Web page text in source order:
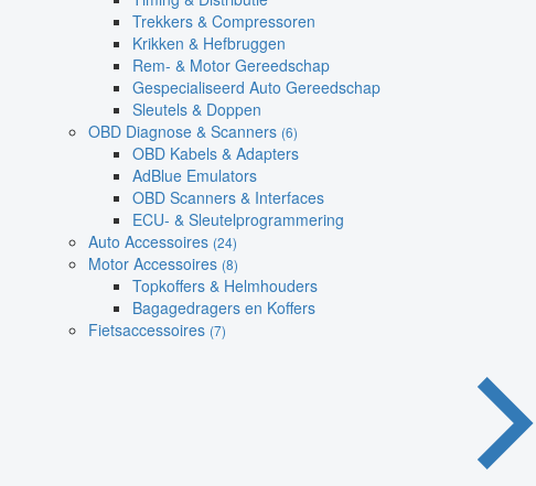
Trekkers & Compressoren
Krikken & Hefbruggen
Rem- & Motor Gereedschap
Gespecialiseerd Auto Gereedschap
Sleutels & Doppen
OBD Diagnose & Scanners (6)
OBD Kabels & Adapters
AdBlue Emulators
OBD Scanners & Interfaces
ECU- & Sleutelprogrammering
Auto Accessoires (24)
Motor Accessoires (8)
Topkoffers & Helmhouders
Bagagedragers en Koffers
Fietsaccessoires (7)